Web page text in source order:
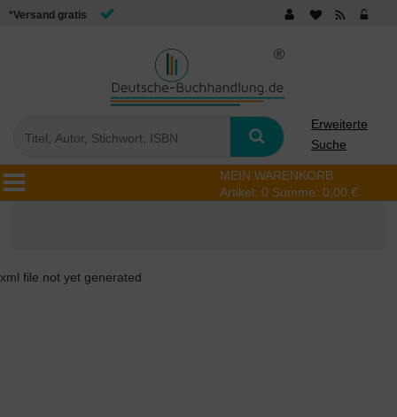
*Versand gratis
Erweiterte
Suche
MEIN WARENKORB
Artikel: 0 Summe: 0,00 €
xml file not yet generated